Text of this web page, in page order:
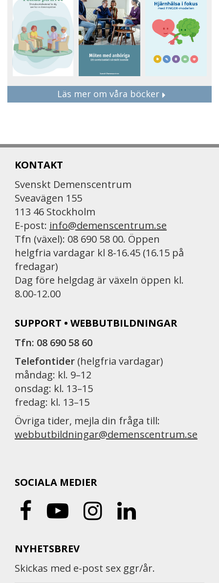
Läs mer om våra böcker
KONTAKT
Svenskt Demenscentrum
Sveavägen 155
113 46 Stockholm
E-post: info@demenscentrum.se
Tfn (växel): 08 690 58 00. Öppen
helgfria vardagar kl 8-16.45 (16.15 på
fredagar)
Dag före helgdag är växeln öppen kl.
8.00-12.00
SUPPORT • WEBBUTBILDNINGAR
Tfn: 08 690 58 60
Telefontider (helgfria vardagar)
måndag: kl. 9–12
onsdag: kl. 13–15
fredag: kl. 13–15
Övriga tider, mejla din fråga till:
webbutbildningar@demenscentrum.se
SOCIALA MEDIER
NYHETSBREV
Skickas med e-post sex ggr/år.